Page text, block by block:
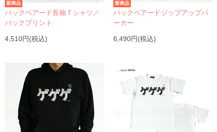
新商品
バックベアード長袖Ｔシャツ／
バックプリント
4,510円(税込)
新商品
バックベアードジップアップパ
ーカー
6,490円(税込)